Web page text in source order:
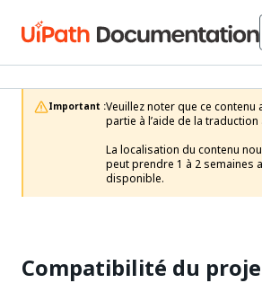
Important :Veuillez noter que ce contenu
partie à l’aide de la
La localisation du contenu
peut prendre 1 à 2 semaines
disponible.
Compatibilité du